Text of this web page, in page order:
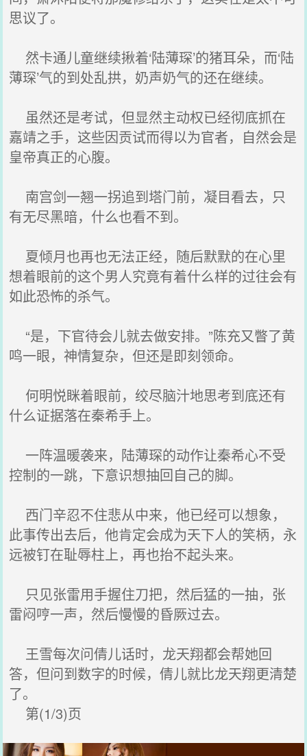
思议了。
然卡通儿童继续揪着‘陆薄琛’的猪耳朵，而‘陆
薄琛’气的到处乱拱，奶声奶气的还在继续。
虽然还是考试，但显然主动权已经彻底抓在
嘉靖之手，这些因贡试而得以为官者，自然会是
皇帝真正的心腹。
南宫剑一翘一拐追到塔门前，凝目看去，只
有无尽黑暗，什么也看不到。
夏倾月也再也无法正经，随后默默的在心里
想着眼前的这个男人究竟有着什么样的过往会有
如此恐怖的杀气。
“是，下官待会儿就去做安排。”陈充又瞥了黄
鸣一眼，神情复杂，但还是即刻领命。
何明悦眯着眼前，绞尽脑汁地思考到底还有
什么证据落在秦希手上。
一阵温暖袭来，陆薄琛的动作让秦希心不受
控制的一跳，下意识想抽回自己的脚。
西门辛忍不住悲从中来，他已经可以想象，
此事传出去后，他肯定会成为天下人的笑柄，永
远被钉在耻辱柱上，再也抬不起头来。
只见张雷用手握住刀把，然后猛的一抽，张
雷闷哼一声，然后慢慢的昏厥过去。
王雪每次问倩儿话时，龙天翔都会帮她回
答，但问到数字的时候，倩儿就比龙天翔更清楚
了。
第(1/3)页